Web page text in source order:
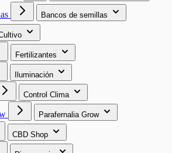
Bancos de semillas
Fertilizantes
Iluminación
Control Clima
Parafernalia Grow
CBD Shop